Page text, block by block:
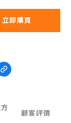
立即購買
顧客評價